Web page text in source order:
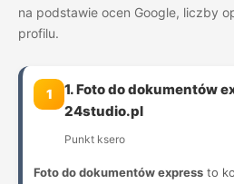
na podstawie ocen Google, liczby
profilu.
1
1. Foto do dokumentów
24studio.pl
Punkt ksero
Foto do dokumentów express to